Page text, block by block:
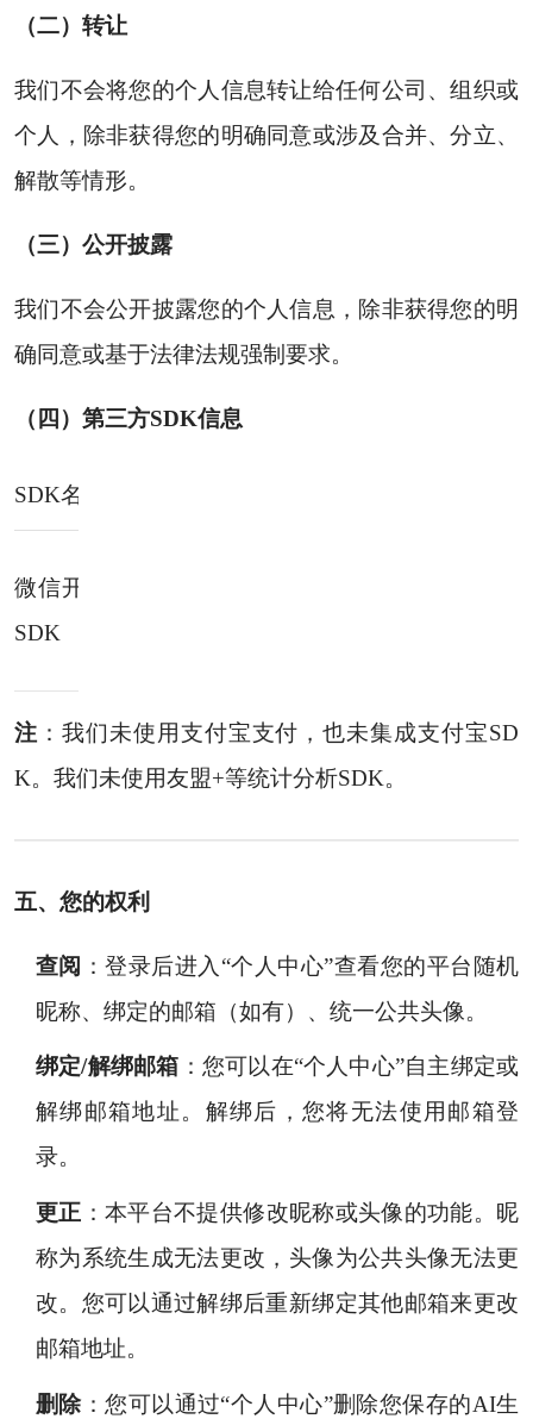
（二）转让
我们不会将您的个人信息转让给任何公司、组织或
个人，除非获得您的明确同意或涉及合并、分立、
解散等情形。
（三）公开披露
我们不会公开披露您的个人信息，除非获得您的明
确同意或基于法律法规强制要求。
（四）第三方SDK信息
SDK名称
微信开放平台
SDK
注 ：我们未使用支付宝支付，也未集成支付宝SD
K。我们未使用友盟+等统计分析SDK。
五、您的权利
查阅 ：登录后进入“个人中心”查看您的平台随机
昵称、绑定的邮箱（如有）、统一公共头像。
绑定/解绑邮箱 ：您可以在“个人中心”自主绑定或
解绑邮箱地址。解绑后，您将无法使用邮箱登
录。
更正 ：本平台不提供修改昵称或头像的功能。昵
称为系统生成无法更改，头像为公共头像无法更
改。您可以通过解绑后重新绑定其他邮箱来更改
邮箱地址。
删除：您可以通过“个人中心”删除您保存的AI生